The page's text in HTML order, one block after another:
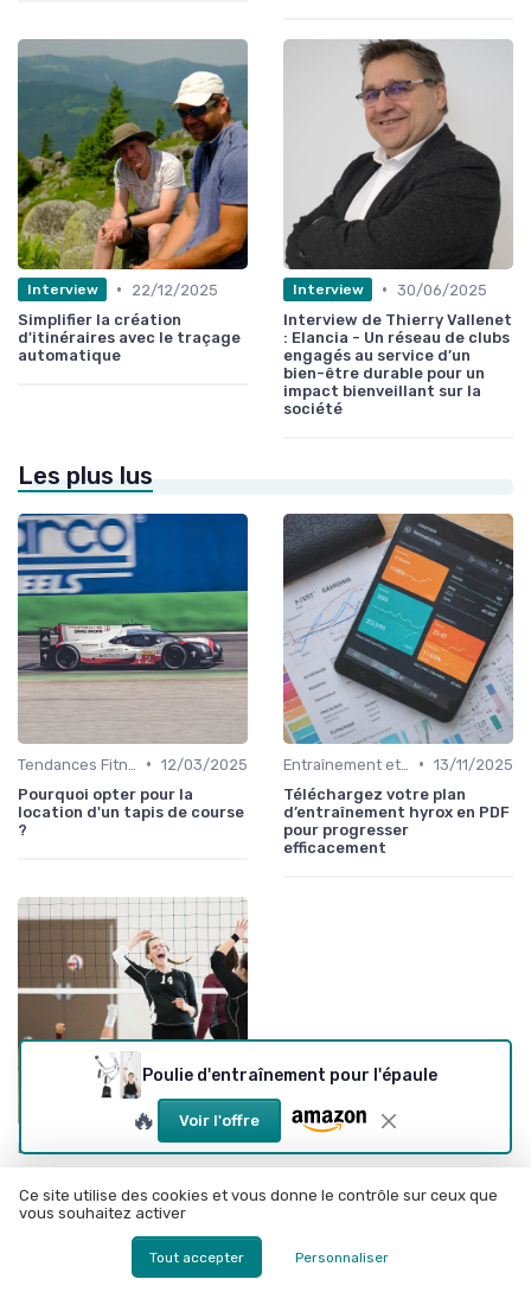
Interview •
22/12/2025
Simplifier la création
d'itinéraires avec le traçage
automatique
Interview • 30/06/2025
Interview de Thierry Vallenet
: Elancia - Un réseau de clubs
engagés au service d’un
bien-être durable pour un
impact bienveillant sur la
société
Les plus lus
• 12/03/2025
Pourquoi opter pour la
location d'un tapis de course
?
• 13/11/2025
Téléchargez votre plan
d’entraînement hyrox en PDF
pour progresser
efficacement
• 12/06/2025
pieds à la presse pour un
fessier sculpté
À lire aussi
Poulie d'entraînement pour l'épaule
🔥 Voir l'offre
Ce site utilise des cookies et vous donne le contrôle sur ceux que
vous souhaitez activer
Tout accepter Personnaliser